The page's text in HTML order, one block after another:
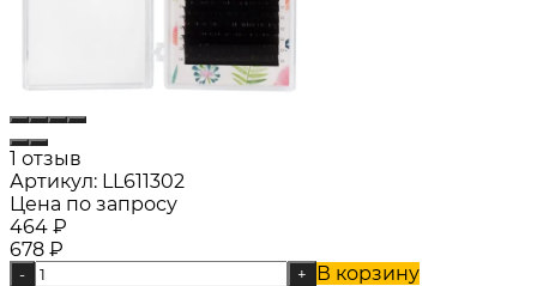
1 отзыв
Артикул: LL611302
Цена по запросу
464 ₽
678 ₽
- + В корзину